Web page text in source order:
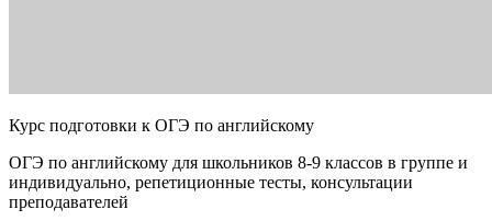
Курс подготовки к ОГЭ по английскому
ОГЭ по английскому для школьников 8-9 классов в группе и
индивидуально, репетиционные тесты, консультации
преподавателей